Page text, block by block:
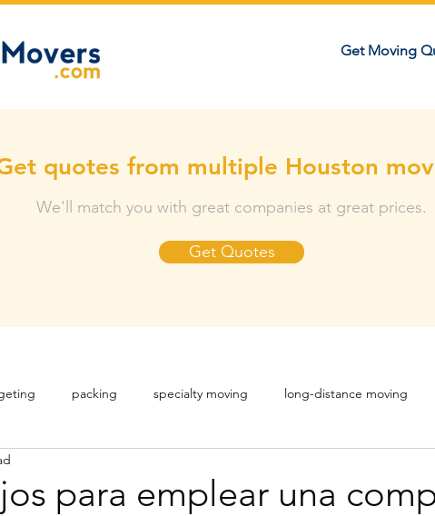
Get Moving
quotes from multiple Houston
We'll match you with great companies at great prices.
Get Quotes
packing specialty moving long-distance moving
Houston
para emplear una